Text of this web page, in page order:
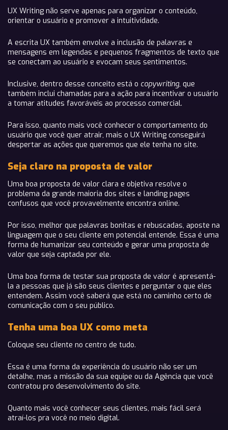
UX Writing não serve apenas para organizar o conteúdo,
orientar o usuário e promover a intuitividade.
A escrita UX também envolve a inclusão de palavras e
mensagens em legendas e pequenos fragmentos de texto que
se conectam ao usuário e evocam seus sentimentos.
Inclusive, dentro desse conceito está o copywriting, que
também inclui chamadas para a ação para incentivar o usuário
a tomar atitudes favoráveis ​​ao processo comercial.
Para isso, quanto mais você conhecer o comportamento do
usuário que você quer atrair, mais o UX Writing conseguirá
despertar as ações que queremos que ele tenha no site.
Seja claro na proposta de valor
Uma boa proposta de valor clara e objetiva resolve o
problema da grande maioria dos sites e landing pages
confusos que você provavelmente encontra online.
Por isso, melhor que palavras bonitas e rebuscadas, aposte na
linguagem que o seu cliente em potencial entende. Essa é uma
forma de humanizar seu conteúdo e gerar uma proposta de
valor que seja captada por ele.
Uma boa forma de testar sua proposta de valor é apresentá-
la a pessoas que já são seus clientes e perguntar o que eles
entendem. Assim você saberá que está no caminho certo de
comunicação com o seu público.
Tenha uma boa UX como meta
Coloque seu cliente no centro de tudo.
Essa é uma forma da experiência do usuário não ser um
detalhe, mas a missão da sua equipe ou da Agência que você
contratou pro desenvolvimento do site.
Quanto mais você conhecer seus clientes, mais fácil será
atraí-los pra você no meio digital.